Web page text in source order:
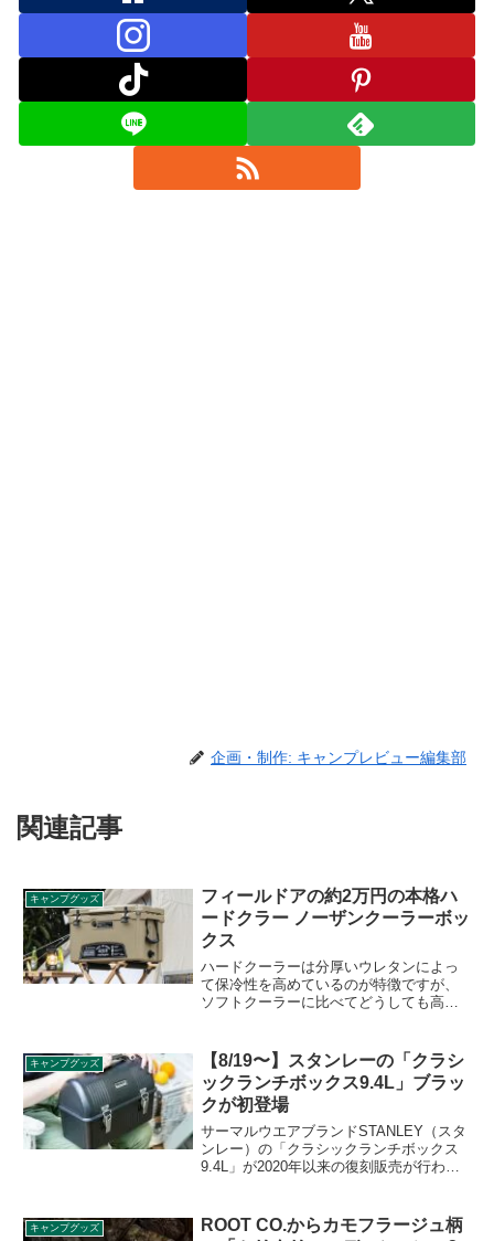
企画・制作: キャンプレビュー編集部
関連記事
キャンプグッズ
フィールドアの約2万円の本格ハ
ードクラー ノーザンクーラーボッ
クス
ハードクーラーは分厚いウレタンによっ
て保冷性を高めているのが特徴ですが、
ソフトクーラーに比べてどうしても高価
ボックスはハードクラーにも関わらず低
価格を実現しています。詳細をレビュー
します。
キャンプグッズ
【8/19〜】スタンレーの「クラシ
ックランチボックス9.4L」ブラッ
クが初登場
サーマルウエアブランドSTANLEY（スタ
ンレー）の「クラシックランチボックス
9.4L」が2020年以来の復刻販売が行われ
始まります。詳細をレビューします。
キャンプグッズ
ROOT CO.からカモフラージュ柄